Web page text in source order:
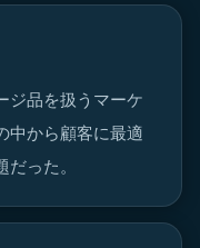
ジ品を扱うマーケ
中から顧客に最適
った。